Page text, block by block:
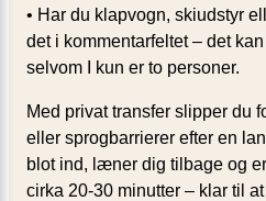
• Har du klapvogn, skiudstyr
det i kommentarfeltet – det
selvom I kun er to personer.
Med privat transfer slipper du
eller sprogbarrierer efter en
blot ind, læner dig tilbage og
cirka 20-30 minutter – klar til